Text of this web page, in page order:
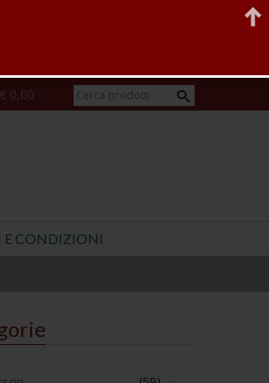
€ 0,00
E CONDIZIONI